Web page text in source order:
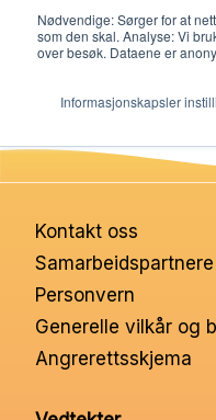
Nødvendige: Sørger for at
som den skal. Analyse: Vi
over besøk. Dataene er
Informasjonskapsler
PER KRISTIAN
PUBLISERT3.
Kontakt oss
Samarbeidspartnere
Personvern
Generelle vilkår og
Angrerettsskjema
Hva vi gjør
Ressurser
Nettbutikk
Kontakt oss